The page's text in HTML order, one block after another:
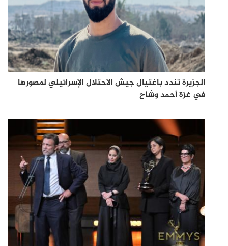
الجزيرة تندد باغتيال جيش الاحتلال الإسرائيلي لمصورها
في غزة أحمد وشاح